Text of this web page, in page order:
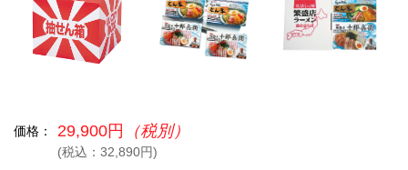
価格： 29,900円 （税別）
(税込：32,890円)